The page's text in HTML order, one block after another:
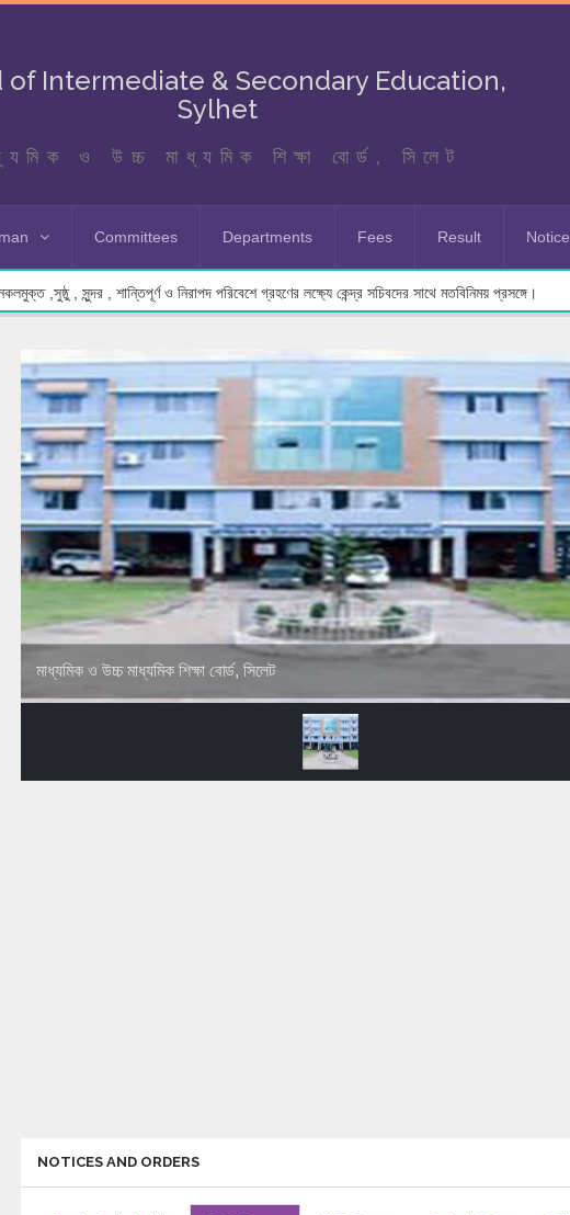
of Intermediate & Secondary Education,
Sylhet
ও উচ্চ মাধ্যমিক শিক্ষা বোর্ড, সিলেট
Committees Departments Fees Result
,সুষ্ঠু , সুন্দর , শান্তিপূর্ণ ও নিরাপদ পরিবেশে গ্রহণের লক্ষ্যে কেন্দ্র সচিবদের সাথে মতবিনিময় প্রসঙ্গে।
মাধ্যমিক ও উচ্চ মাধ্যমিক শিক্ষা বোর্ড, সিলেট
NOTICES AND ORDERS